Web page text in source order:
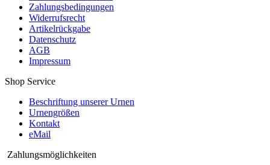
Zahlungsbedingungen
Widerrufsrecht
Artikelrückgabe
Datenschutz
AGB
Impressum
Shop Service
Beschriftung unserer Urnen
Urnengrößen
Kontakt
eMail
Zahlungsmöglichkeiten